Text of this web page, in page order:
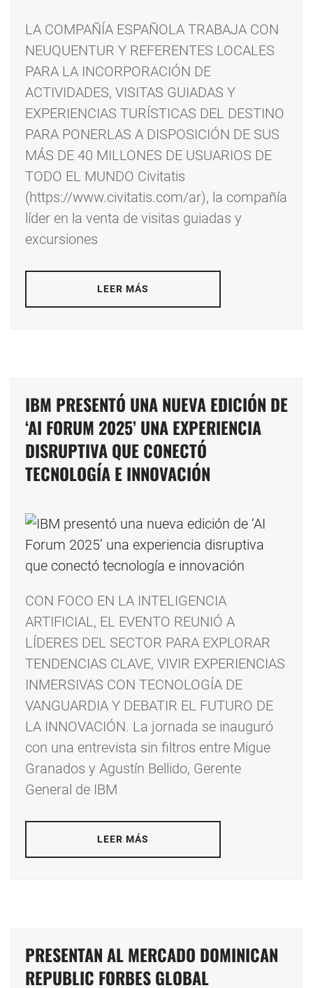
LA COMPAÑÍA ESPAÑOLA TRABAJA CON
NEUQUENTUR Y REFERENTES LOCALES
PARA LA INCORPORACIÓN DE
ACTIVIDADES, VISITAS GUIADAS Y
EXPERIENCIAS TURÍSTICAS DEL DESTINO
PARA PONERLAS A DISPOSICIÓN DE SUS
MÁS DE 40 MILLONES DE USUARIOS DE
TODO EL MUNDO Civitatis
(https://www.civitatis.com/ar), la compañía
líder en la venta de visitas guiadas y
excursiones
LEER MÁS
IBM PRESENTÓ UNA NUEVA EDICIÓN DE
‘AI FORUM 2025’ UNA EXPERIENCIA
DISRUPTIVA QUE CONECTÓ
TECNOLOGÍA E INNOVACIÓN
CON FOCO EN LA INTELIGENCIA
ARTIFICIAL, EL EVENTO REUNIÓ A
LÍDERES DEL SECTOR PARA EXPLORAR
TENDENCIAS CLAVE, VIVIR EXPERIENCIAS
INMERSIVAS CON TECNOLOGÍA DE
VANGUARDIA Y DEBATIR EL FUTURO DE
LA INNOVACIÓN. La jornada se inauguró
con una entrevista sin filtros entre Migue
Granados y Agustín Bellido, Gerente
General de IBM
LEER MÁS
PRESENTAN AL MERCADO DOMINICAN
REPUBLIC FORBES GLOBAL